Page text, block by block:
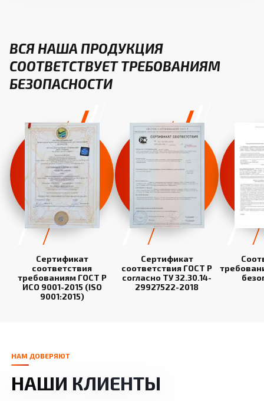
ВСЯ НАША ПРОДУКЦИЯ
СООТВЕТСТВУЕТ ТРЕБОВАНИЯМ
БЕЗОПАСНОСТИ
Сертификат
соответствия
требованиям ГОСТ Р
ИСО 9001-2015 (ISO
9001:2015)
Сертификат
соответствия ГОСТ Р
согласно ТУ 32.30.14-
29927522-2018
НАМ ДОВЕРЯЮТ
НАШИ КЛИЕНТЫ